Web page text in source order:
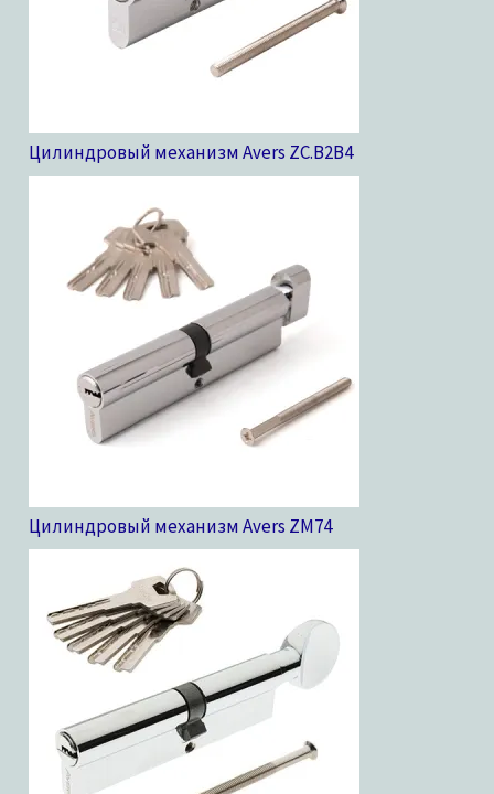
Цилиндровый механизм Avers ZC.B2B4
Цилиндровый механизм Avers ZM74